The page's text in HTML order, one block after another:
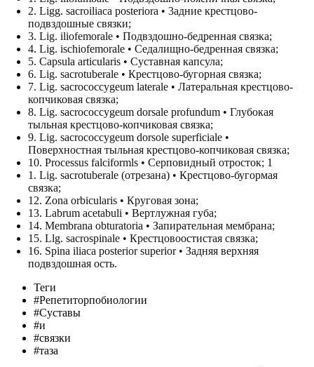
2. Ligg. sacroiliaca posteriora • 3aдние крестцово-
подвздошные связки;
3. Lig. iliofemorale • Подвздошно-бедренная связка;
4. Lig. ischiofemorale • Седалищно-бедренная связка;
5. Capsula articularis • Суставная капсула;
6. Lig. sacrotuberale • Крестцово-бугорная связка;
7. Lig. sacrococcygeum laterale • Латеральная крестцово-
копчиковая связка;
8. Lig. sacrococcygeum dorsale profundum • Глубокая
тыльная крестцово-копчиковая связка;
9. Lig. sacrococcygeum dorsole superficiale •
Поверхностная тыльная крестцово-копчиковая связка;
10. Processus falciformls • Серповидный отросток; 1
1. Lig. sacrotuberale (отрезана) • Крестцово-бугормая
связка;
12. Zona orbicularis • Круговая зона;
13. Labrum acetabuli • Вертлужная губа;
14. Membrana obturatoria • Запирательная мембрана;
15. Llg. sacrospinale • Крестцовоостистая связка;
16. Spina iliaca posterior superior • Задняя верхняя
подвздошная ость.
Теги
#Репетиторпобиологии
#Суставы
#и
#связки
#таза